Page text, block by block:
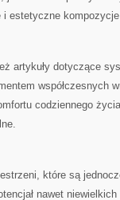
estetyczne
artykuły dotyczące
współczesnych
codziennego
które są
nawet